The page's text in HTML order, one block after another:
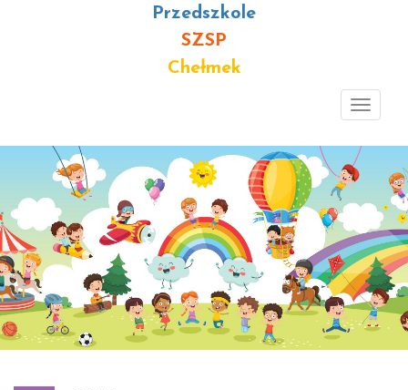
Przedszkole
SZSP
Chełmek